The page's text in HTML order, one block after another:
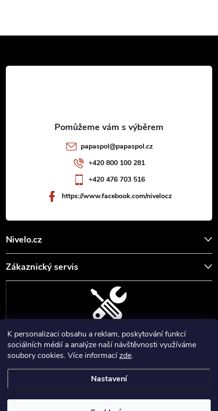
K personalizaci obsahu a reklam, poskytování funkcí
sociálních médií a analýze naší návštěvnosti využíváme
soubory cookies. Více informacízde.
Nastavení
á
Nivelo.cz
Zákaznický servis
papaspol@papaspol.cz
+420 800 100 281
+420 476 703 516
https://www.facebook.com/nivelocz
SERVIS, SEŘÍZENÍ A KALIBRACE
Zajišťujeme servisní a kalibrační služby geodetických a stavebních
přístrojů a pomůcek.
cookies